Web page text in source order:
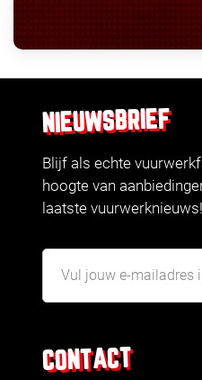
CONTACT
NIEUWSBRIEF
Blijf als echte
hoogte van
laatste vuurwerknieuws!